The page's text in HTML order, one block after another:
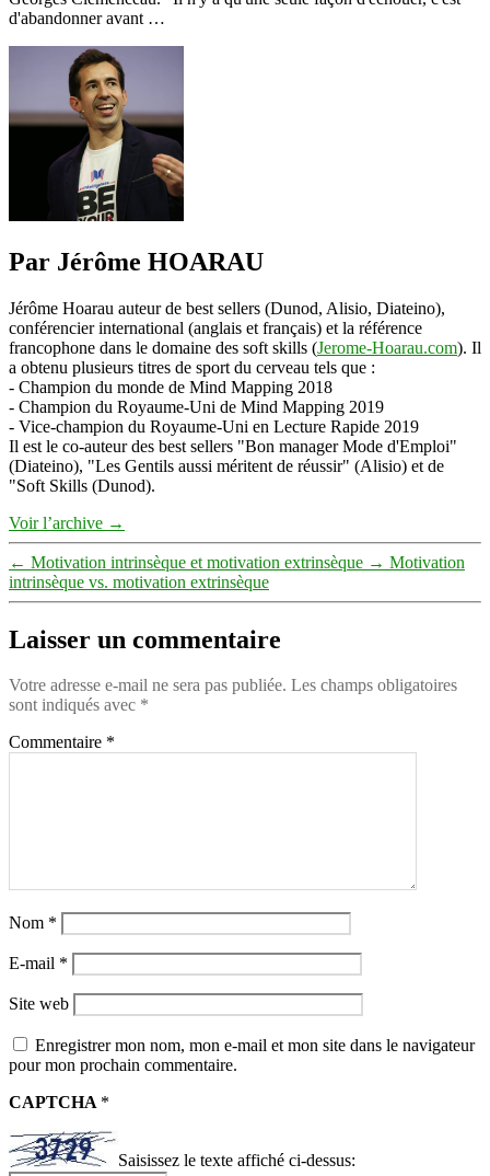
d'abandonner avant …
Par Jérôme HOARAU
Jérôme Hoarau auteur de best sellers (Dunod, Alisio, Diateino),
conférencier international (anglais et français) et la référence
francophone dans le domaine des soft skills (Jerome-Hoarau.com). Il
a obtenu plusieurs titres de sport du cerveau tels que :
- Champion du monde de Mind Mapping 2018
- Champion du Royaume-Uni de Mind Mapping 2019
- Vice-champion du Royaume-Uni en Lecture Rapide 2019
Il est le co-auteur des best sellers "Bon manager Mode d'Emploi"
(Diateino), "Les Gentils aussi méritent de réussir" (Alisio) et de
"Soft Skills (Dunod).
Voir l’archive →
← Motivation intrinsèque et motivation extrinsèque → Motivation
intrinsèque vs. motivation extrinsèque
Laisser un commentaire
Votre adresse e-mail ne sera pas publiée. Les champs obligatoires
sont indiqués avec *
Commentaire *
Nom *
E-mail *
Site web
Enregistrer mon nom, mon e-mail et mon site dans le navigateur
pour mon prochain commentaire.
CAPTCHA *
Saisissez le texte affiché ci-dessus: